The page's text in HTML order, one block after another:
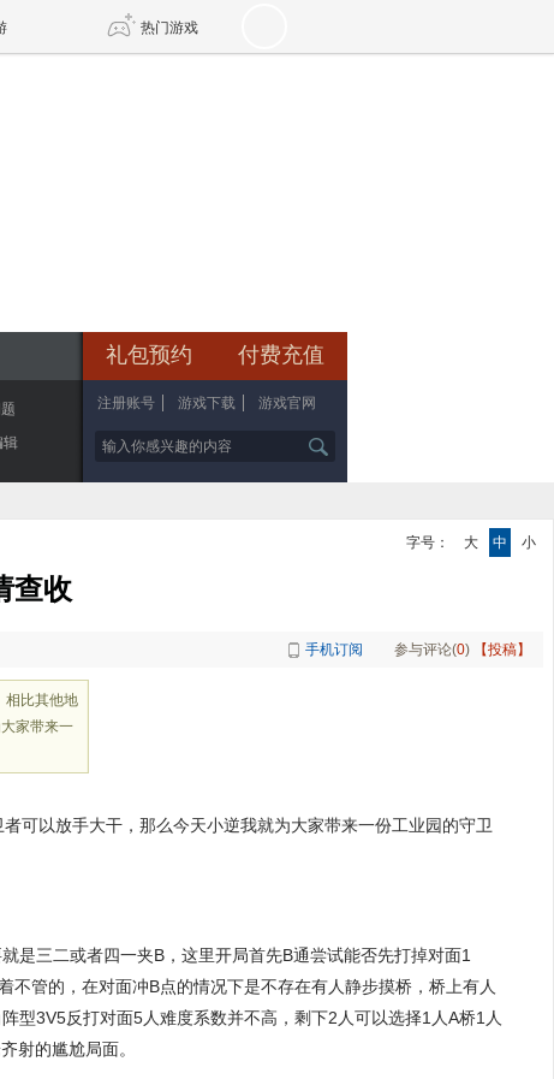
热门游戏
礼包预约 付费充值
注册账号 游戏下载 游戏官网
辑
字号： 大 中 小
查收
手机订阅 参与评论(0) 【投稿】
相比其他地
家带来一
可以放手大干，那么今天小逆我就为大家带来一份工业园的守卫
是三二或者四一夹B，这里开局首先B通尝试能否先打掉对面1
管的，在对面冲B点的情况下是不存在有人静步摸桥，桥上有人
型3V5反打对面5人难度系数并不高，剩下2人可以选择1人A桥1人
射的尴尬局面。